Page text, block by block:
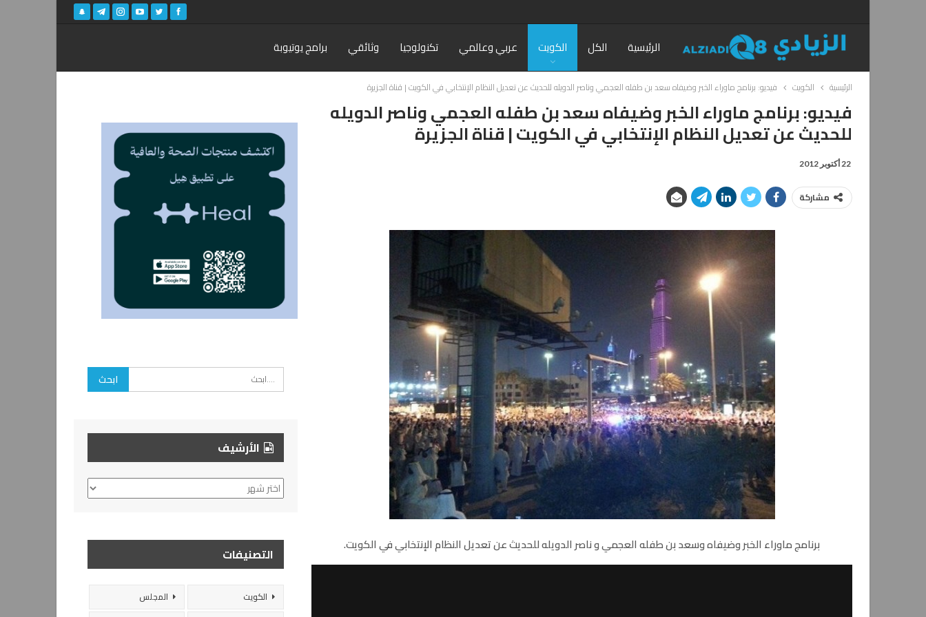
الرئيسية الكل الكويت عربي وعالمي تكنولوجيا وثائقي برامج يوتيوبة
الرئيسية الكويت فيديو: برنامج ماوراء الخبر وضيفاه سعد بن طفله العجمي وناصر الدويله للحديث عن تعديل النظام الإنتخابي في الكويت | قناة الجزيرة
فيديو: برنامج ماوراء الخبر وضيفاه سعد بن طفله العجمي وناصر الدويله
للحديث عن تعديل النظام الإنتخابي في الكويت | قناة الجزيرة
22 أكتوبر 2012
مشاركة
برنامج ماوراء الخبر وضيفاه وسعد بن طفله العجمي و ناصر الدويله للحديث عن تعديل النظام الإنتخابي في الكويت.
الأرشيف
الأرشيف
التصنيفات
الكويت
المجلس